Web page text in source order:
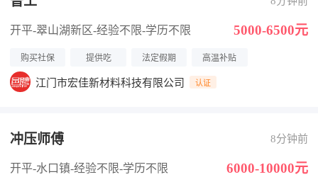
开平-翠山湖新区-经验不限-学历不限 5000-6500元
购买社保 提供吃 法定假期 高温补贴
江门市宏佳新材料科技有限公司 认证
冲压师傅 8分钟前
开平-水口镇-经验不限-学历不限 6000-10000元